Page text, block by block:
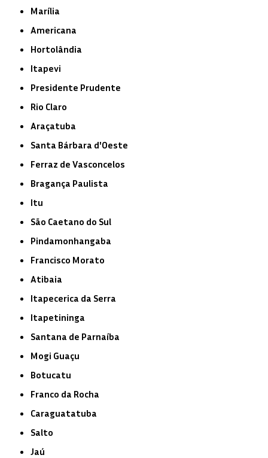
Marília
Americana
Hortolândia
Itapevi
Presidente Prudente
Rio Claro
Araçatuba
Santa Bárbara d'Oeste
Ferraz de Vasconcelos
Bragança Paulista
Itu
São Caetano do Sul
Pindamonhangaba
Francisco Morato
Atibaia
Itapecerica da Serra
Itapetininga
Santana de Parnaíba
Mogi Guaçu
Botucatu
Franco da Rocha
Caraguatatuba
Salto
Jaú